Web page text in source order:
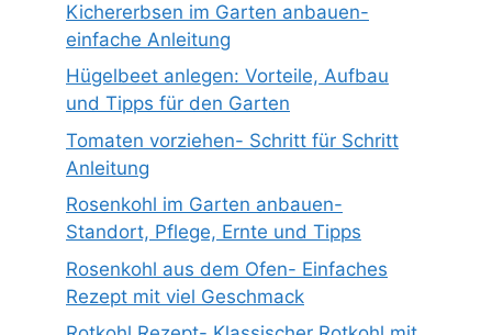
Kichererbsen im Garten anbauen-
einfache Anleitung
Hügelbeet anlegen: Vorteile, Aufbau
und Tipps für den Garten
Tomaten vorziehen- Schritt für Schritt
Anleitung
Rosenkohl im Garten anbauen-
Standort, Pflege, Ernte und Tipps
Rosenkohl aus dem Ofen- Einfaches
Rezept mit viel Geschmack